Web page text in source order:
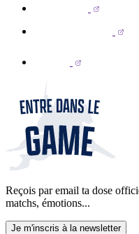
Reçois par email ta dose
matchs, émotions...
Je m'inscris à la newsletter